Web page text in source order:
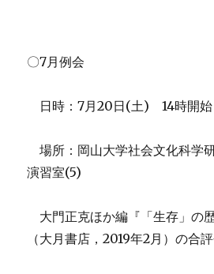
〇7月例会
日時：7月20日(土) 14時開始
場所：岡山大学社会文化科学
演習室(5)
大門正克ほか編『「生存」の
（大月書店，2019年2月）の合